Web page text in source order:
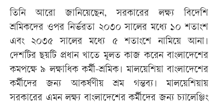
তিনি আরো জানিয়েছেন, সরকারের লক্ষ্য বিদেশি
শ্রমিকদের ওপর নির্ভরতা ২০৩০ সালের মধ্যে ১০ শতাংশ
এবং ২০৩৫ সালের মধ্যে ৫ শতাংশে নামিয়ে আনা।
দেশটির ছয়টি প্রধান খাতে মূলত কাজ করেন বাংলাদেশের
কমপক্ষে ৯ লক্ষাধিক কর্মী-শ্রমিক। মালয়েশিয়া বাংলাদেশের
কর্মীদের জন্য আকর্ষণীয় শ্রম গন্তব্য। মালয়েশিয়ায়
সরকারের এমন লক্ষ্য বাংলাদেশের কর্মীদের জন্য চ্যালেঞ্জিং